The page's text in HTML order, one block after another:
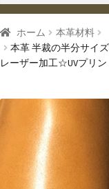
対
象: ホーム 本革材料
本革 半裁の半分サイ
レーザー加工☆UVプリ